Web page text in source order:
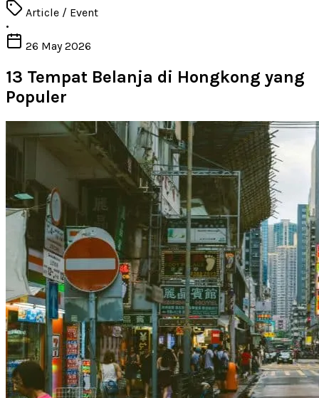
Article / Event
•
26 May 2026
13 Tempat Belanja di Hongkong yang
Populer